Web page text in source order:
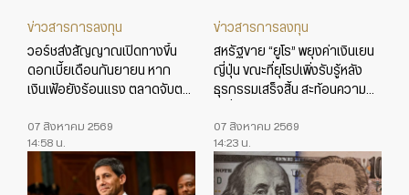
ข่าวสารการลงทุน
วอร์ชส่งสัญญาณเปิดทางขึ้น
ดอกเบี้ยเดือนกันยายน หาก
เงินเฟ้อยังร้อนแรง ตลาดจับตา
07 สิงหาคม 2569
14:58 น.
ข่าวสารการลงทุน
สหรัฐขาย “ยูโร” พยุงค่าเงินเยน
ญี่ปุ่น ขณะที่ยุโรปเพิ่งรับรู้หลัง
ธุรกรรมเสร็จสิ้น สะท้อนความ
07 สิงหาคม 2569
14:23 น.